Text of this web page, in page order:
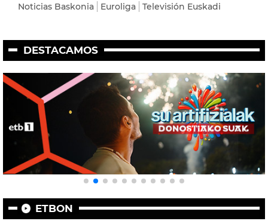
Noticias Baskonia Euroliga Televisión Euskadi
DESTACAMOS
ETBON